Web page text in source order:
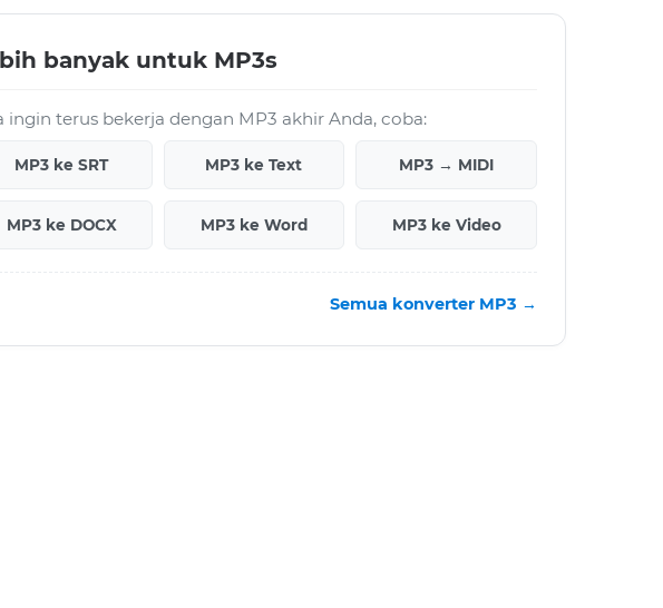
banyak untuk MP3s
ingin terus bekerja dengan MP3 akhir Anda, coba:
MP3 ke SRT MP3 ke Text MP3 → MIDI
MP3 ke DOCX MP3 ke Word MP3 ke Video
Semua konverter MP3 →